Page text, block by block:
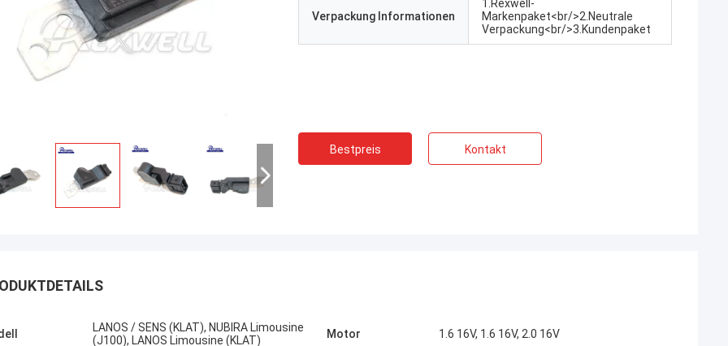
Verpackung Informationen
1.Rexwell-
Markenpaket<br/>2.Neutrale
Verpackung<br/>3.Kundenpaket
Bestpreis Kontakt
LANOS / SENS (KLAT), NUBIRA Limousine
(J100), LANOS Limousine (KLAT)
Motor 1.6 16V, 1.6 16V, 2.0 16V